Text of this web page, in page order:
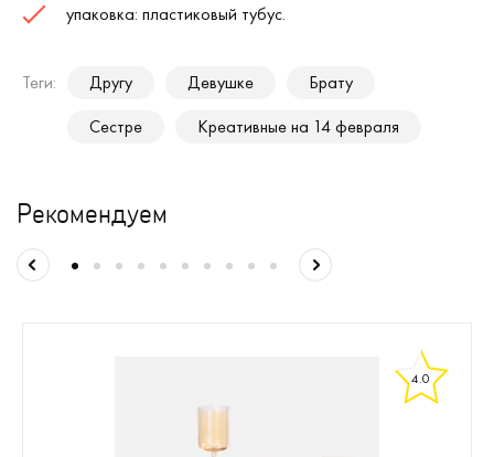
упаковка: пластиковый тубус.
Теги: Другу Девушке
Брату
Сестре
Креативные на 14 февраля
Рекомендуем
4.0